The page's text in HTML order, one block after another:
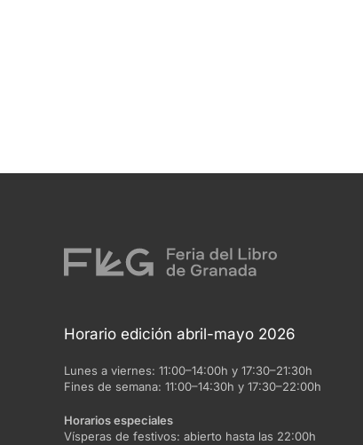
Horario edición abril-mayo 2026
Lunes a viernes: 11:00–14:00h y 17:30–21:30h
Fines de semana: 11:00–14:30h y 17:30–22:00h
Horarios especiales
Vísperas de festivos: abierto hasta las 22:00h